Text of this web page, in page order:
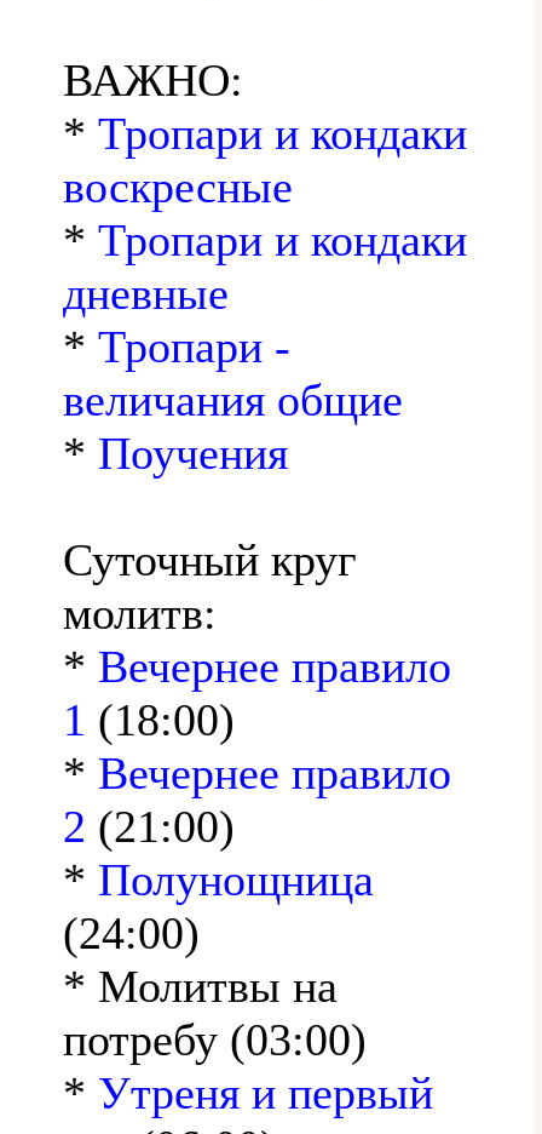
ВАЖНО:
* Тропари и кондаки
воскресные
* Тропари и кондаки
дневные
* Тропари -
величания общие
* Поучения
Суточный круг
молитв:
* Вечернее правило
1 (18:00)
* Вечернее правило
2 (21:00)
* Полунощница
(24:00)
* Молитвы на
потребу (03:00)
* Утреня и первый